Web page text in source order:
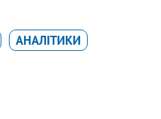
АНАЛІТИКИ